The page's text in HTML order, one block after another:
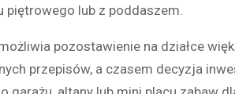
lub z poddaszem.
pozostawienie na działce
przepisów, a czasem decyzja